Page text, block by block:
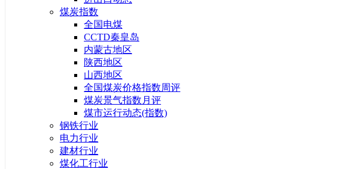
煤炭指数
全国电煤
CCTD秦皇岛
内蒙古地区
陕西地区
山西地区
全国煤炭价格指数周评
煤炭景气指数月评
煤市运行动态(指数)
钢铁行业
电力行业
建材行业
煤化工行业